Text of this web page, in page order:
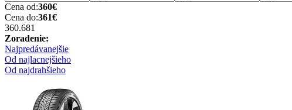
Cena od:360€
Cena do:361€
360.681
Zoradenie:
Najpredávanejšie
Od najlacnejšieho
Od najdrahšieho